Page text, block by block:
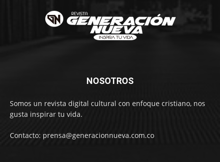
NOSOTROS
Somos un revista digital cultural con enfoque cristiano, nos
gusta inspirar tu vida.
Contacto: prensa@generacionnueva.com.co